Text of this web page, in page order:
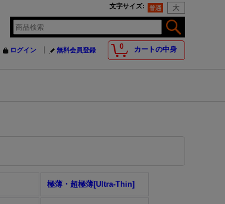
文字サイズ:
0 カートの中身
ログイン 無料会員登録
極薄・超極薄[Ultra-Thin]